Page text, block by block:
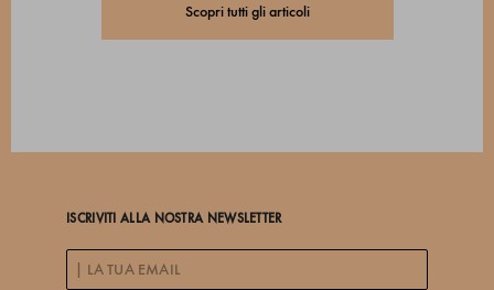
Scopri tutti gli articoli
ISCRIVITI ALLA NOSTRA NEWSLETTER